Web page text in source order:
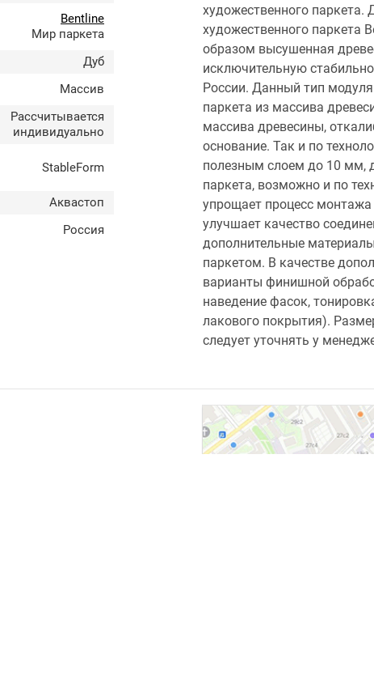
Bentline
Мир паркета
Дуб
Массив
Рассчитывается
индивидуально
StableForm
Аквастоп
Россия
художественного паркета.
художественного паркета
образом высушенная
исключительную
России. Данный тип
паркета из массива
массива древесины,
основание. Так и по
полезным слоем до 10 мм,
паркета, возможно и по
упрощает процесс
улучшает качество
дополнительные
паркетом. В качестве
варианты финишной
наведение фасок,
лакового покрытия).
следует уточнять у